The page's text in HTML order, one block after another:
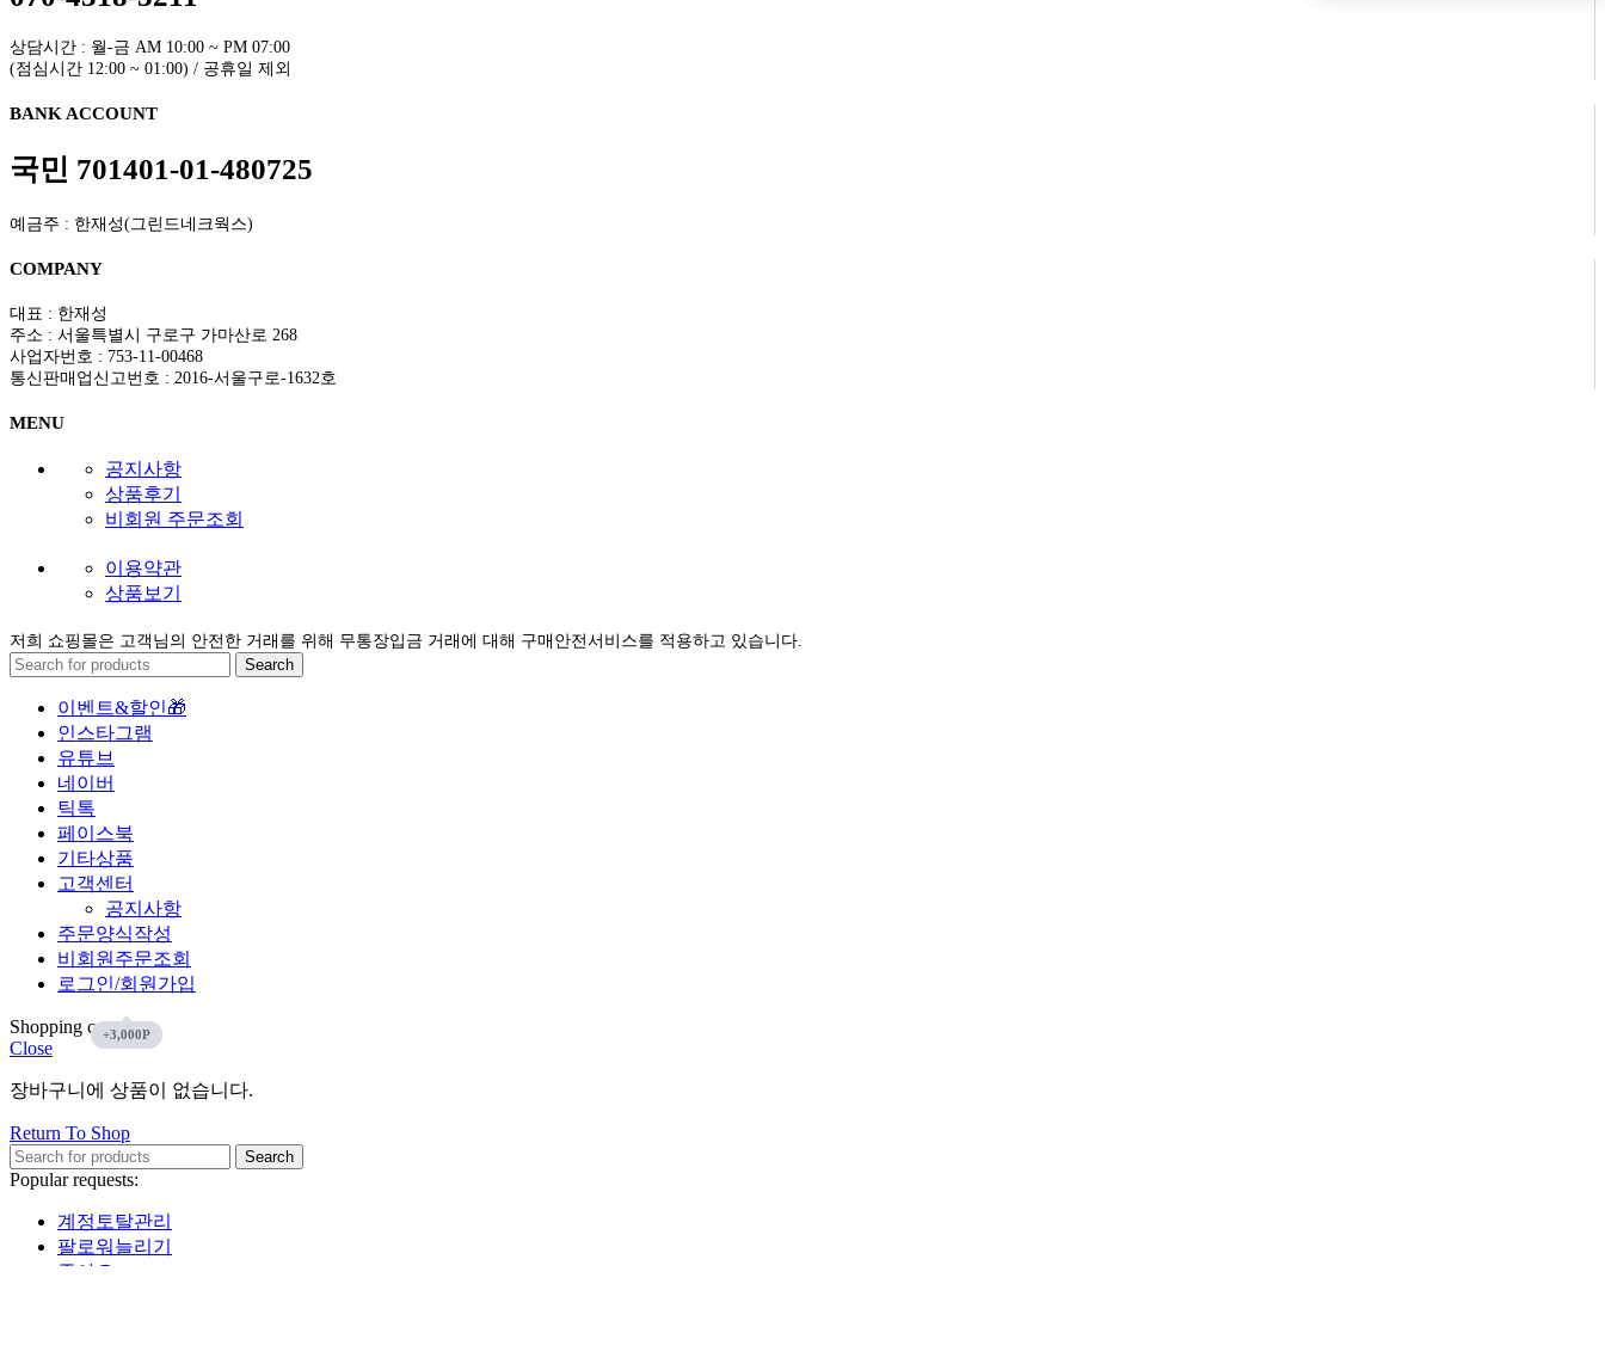
상담시간 : 월-금 AM 10:00 ~ PM 07:00
(점심시간 12:00 ~ 01:00) / 공휴일 제외
BANK ACCOUNT
국민 701401-01-480725
예금주 : 한재성(그린드네크웍스)
COMPANY
대표 : 한재성
주소 : 서울특별시 구로구 가마산로 268
사업자번호 : 753-11-00468
통신판매업신고번호 : 2016-서울구로-1632호
MENU
공지사항
상품후기
비회원 주문조회
이용약관
상품보기
저희 쇼핑몰은 고객님의 안전한 거래를 위해 무통장입금 거래에 대해 구매안전서비스를 적용하고 있습니다.
Search
이벤트&할인🎁
인스타그램
유튜브
네이버
틱톡
페이스북
기타상품
고객센터
공지사항
주문양식작성
비회원주문조회
로그인/회원가입
Shopping cart
Close
장바구니에 상품이 없습니다.
Return To Shop
Search
Popular requests:
계정토탈관리
팔로워늘리기
좋아요